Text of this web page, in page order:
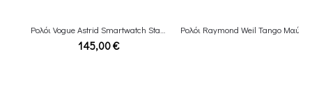
Ρολόι Vogue Astrid Smartwatch Stainless Χάλυβα Μαύρο Mesh Bracelet
145,00€
Ρολόι Raymond Weil Tango Μαύρο Leather Chronograph